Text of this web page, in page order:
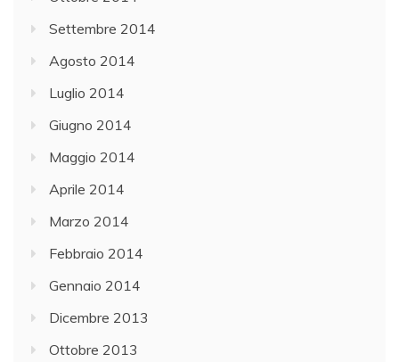
Settembre 2014
Agosto 2014
Luglio 2014
Giugno 2014
Maggio 2014
Aprile 2014
Marzo 2014
Febbraio 2014
Gennaio 2014
Dicembre 2013
Ottobre 2013